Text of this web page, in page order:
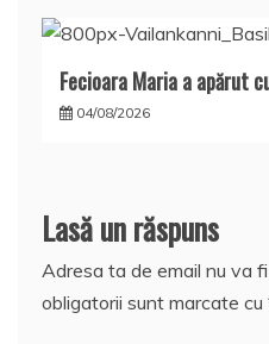
Fecioara Maria a apărut
04/08/2026
Lasă un răspuns
Adresa ta de email nu va
obligatorii sunt marcate cu